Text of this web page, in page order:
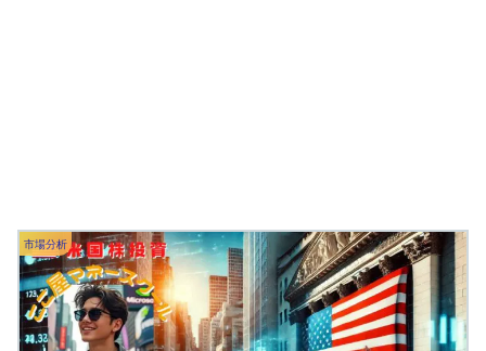
市場分析